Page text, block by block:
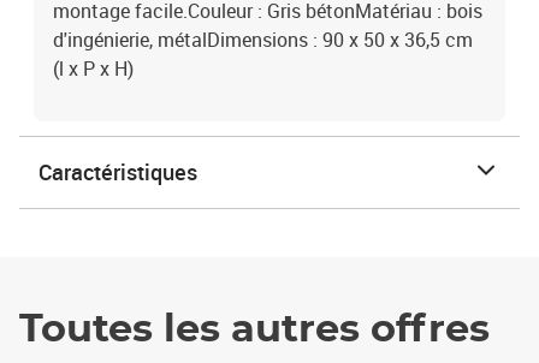
montage facile.Couleur : Gris bétonMatériau : bois
d'ingénierie, métalDimensions : 90 x 50 x 36,5 cm
(l x P x H)
Caractéristiques
Toutes les autres offres